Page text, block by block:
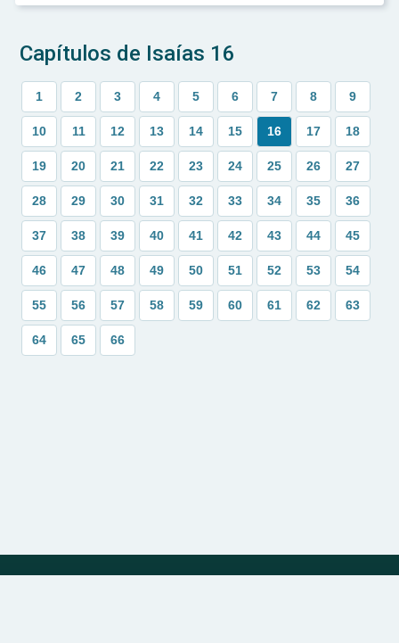
Capítulos de Isaías 16
1 2 3 4 5 6 7 8 9
10 11 12 13 14 15 16 17 18
19 20 21 22 23 24 25 26 27
28 29 30 31 32 33 34 35 36
37 38 39 40 41 42 43 44 45
46 47 48 49 50 51 52 53 54
55 56 57 58 59 60 61 62 63
64 65 66